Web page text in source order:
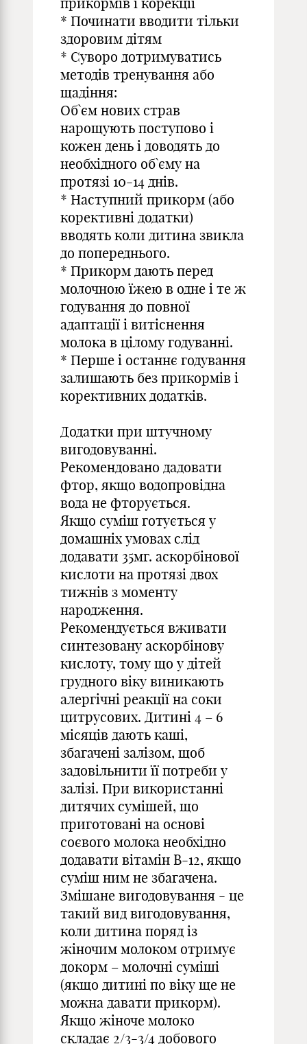
* Починати вводити тільки
здоровим дітям
* Суворо дотримуватись
методів тренування або
щадіння:
Об`єм нових страв
нарощують поступово і
кожен день і доводять до
необхідного об`єму на
протязі 10-14 днів.
* Наступний прикорм (або
корективні додатки)
вводять коли дитина звикла
до попереднього.
* Прикорм дають перед
молочною їжею в одне і те ж
годування до повної
адаптації і витіснення
молока в цілому годуванні.
* Перше і останнє годування
залишають без прикормів і
корективних додатків.
Додатки при штучному
вигодовуванні.
Рекомендовано дадовати
фтор, якщо водопровідна
вода не фторується.
Якщо суміш готується у
домашніх умовах слід
додавати 35мг. аскорбінової
кислоти на протязі двох
тижнів з моменту
народження.
Рекомендується вживати
синтезовану аскорбінову
кислоту, тому що у дітей
грудного віку виникають
алергічні реакції на соки
цитрусових. Дитині 4 – 6
місяців дають каші,
збагачені залізом, щоб
задовільнити її потреби у
залізі. При використанні
дитячих сумішей, що
приготовані на основі
соєвого молока необхідно
додавати вітамін В-12, якщо
суміш ним не збагачена.
Змішане вигодовування - це
такий вид вигодовування,
коли дитина поряд із
жіночим молоком отримує
докорм – молочні суміші
(якщо дитині по віку ще не
можна давати прикорм).
Якщо жіноче молоко
складає 2/3-3/4 добового